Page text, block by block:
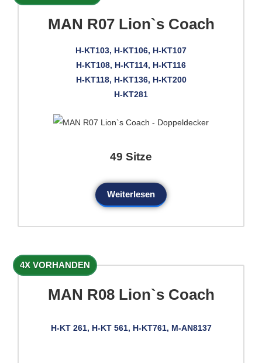
MAN R07 Lion`s Coach
H-KT103, H-KT106, H-KT107
H-KT108, H-KT114, H-KT116
H-KT118, H-KT136, H-KT200
H-KT281
49 Sitze
Weiterlesen
4X VORHANDEN
MAN R08 Lion`s Coach
H-KT 261, H-KT 561, H-KT761, M-AN8137